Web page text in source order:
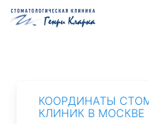
КООРДИНАТЫ
КЛИНИК В МОСКВЕ